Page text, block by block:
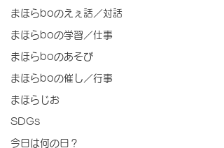
まほらboのえぇ話／対話
まほらboの学習／仕事
まほらboのあそび
まほらboの催し／行事
まほらじお
SDGs
今日は何の日？